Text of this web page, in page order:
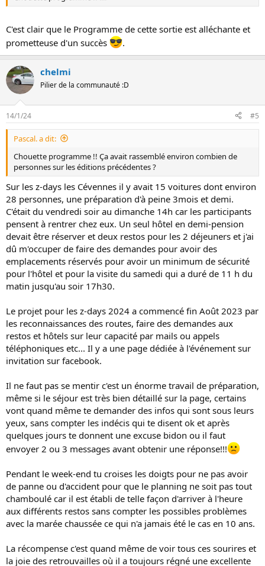
C'est clair que le Programme de cette sortie est alléchante et
prometteuse d'un succès
.
chelmi
Pilier de la communauté :D
14/1/24 #5
Pascal. a dit:
Chouette programme !! Ça avait rassemblé environ combien de
personnes sur les éditions précédentes ?
Sur les z-days les Cévennes il y avait 15 voitures dont environ
28 personnes, une préparation d'à peine 3mois et demi.
C'était du vendredi soir au dimanche 14h car les participants
pensent à rentrer chez eux. Un seul hôtel en demi-pension
devait être réserver et deux restos pour les 2 déjeuners et j'ai
dû m'occuper de faire des demandes pour avoir des
emplacements réservés pour avoir un minimum de sécurité
pour l'hôtel et pour la visite du samedi qui a duré de 11 h du
matin jusqu'au soir 17h30.
Le projet pour les z-days 2024 a commencé fin Août 2023 par
les reconnaissances des routes, faire des demandes aux
restos et hôtels sur leur capacité par mails ou appels
téléphoniques etc... Il y a une page dédiée à l'événement sur
invitation sur facebook.
Il ne faut pas se mentir c'est un énorme travail de préparation,
même si le séjour est très bien détaillé sur la page, certains
vont quand même te demander des infos qui sont sous leurs
yeux, sans compter les indécis qui te disent ok et après
quelques jours te donnent une excuse bidon ou il faut
envoyer 2 ou 3 messages avant obtenir une réponse!!!
Pendant le week-end tu croises les doigts pour ne pas avoir
de panne ou d'accident pour que le planning ne soit pas tout
chamboulé car il est établi de telle façon d'arriver à l'heure
aux différents restos sans compter les possibles problèmes
avec la marée chaussée ce qui n'a jamais été le cas en 10 ans.
La récompense c'est quand même de voir tous ces sourires et
la joie des retrouvailles où il a toujours régné une excellente